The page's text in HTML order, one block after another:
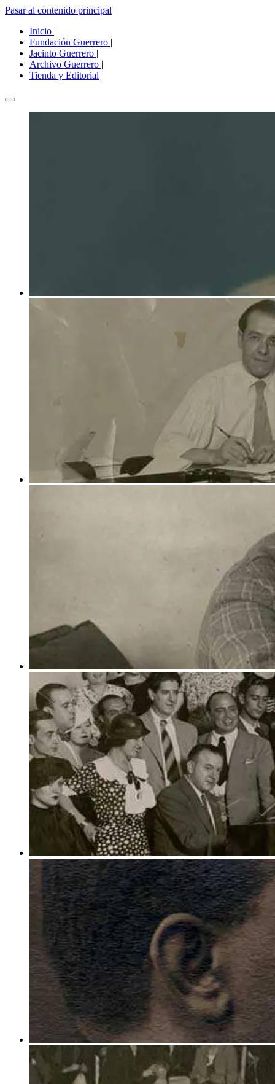
Pasar al contenido principal
Inicio |
Fundación Guerrero |
Jacinto Guerrero |
Archivo Guerrero |
Tienda y Editorial